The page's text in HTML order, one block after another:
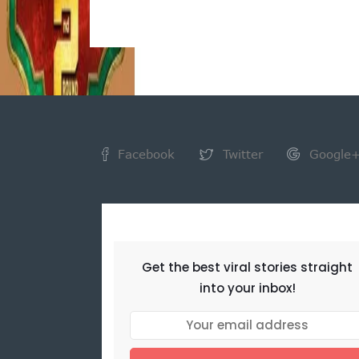
Facebook Twitter Google+
Get the best viral stories straight
into your inbox!